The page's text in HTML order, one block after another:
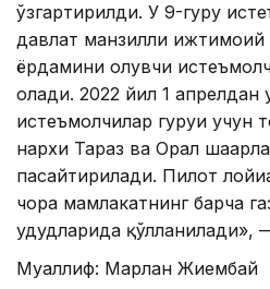
ўзгартирилди. У 9-гуруҳ
давлат манзилли
ёрдамини олувчи
олади. 2022 йил 1 апрелдан
истеъмолчилар гуруҳи учун
нархи Тараз ва Орал
пасайтирилади. Пилот
чора мамлакатнинг барча
ҳудудларида
Муаллиф: Марлан Жиембай